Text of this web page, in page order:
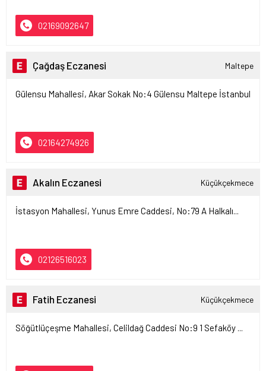
02169092647
Çağdaş Eczanesi Maltepe
Gülensu Mahallesi, Akar Sokak No:4 Gülensu Maltepe İstanbul
02164274926
Akalın Eczanesi Küçükçekmece
İstasyon Mahallesi, Yunus Emre Caddesi, No:79 A Halkalı...
02126516023
Fatih Eczanesi Küçükçekmece
Söğütlüçeşme Mahallesi, Celildağ Caddesi No:9 1 Sefaköy ...